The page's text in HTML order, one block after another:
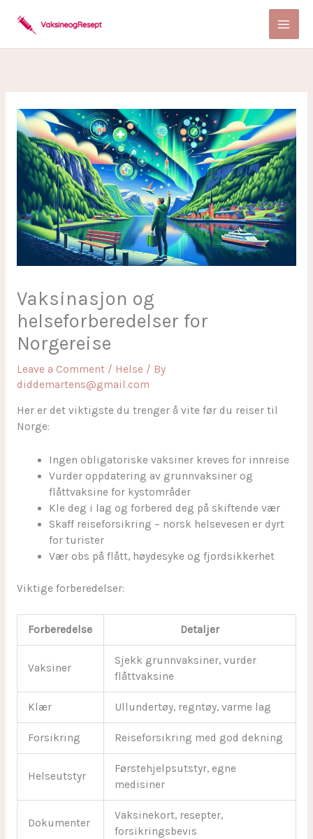
Vaksinasjon og
helseforberedelser for
Norgereise
Leave a Comment / Helse / By
diddemartens@gmail.com
Her er det viktigste du trenger å vite før du reiser til
Norge:
Ingen obligatoriske vaksiner kreves for innreise
Vurder oppdatering av grunnvaksiner og
flåttvaksine for kystområder
Kle deg i lag og forbered deg på skiftende vær
Skaff reiseforsikring – norsk helsevesen er dyrt
for turister
Vær obs på flått, høydesyke og fjordsikkerhet
Viktige forberedelser:
Forberedelse Detaljer
Vaksiner
Sjekk grunnvaksiner, vurder
flåttvaksine
Klær Ullundertøy, regntøy, varme lag
Forsikring Reiseforsikring med god dekning
Helseutstyr
Førstehjelpsutstyr, egne
medisiner
Dokumenter
Vaksinekort, resepter,
forsikringsbevis